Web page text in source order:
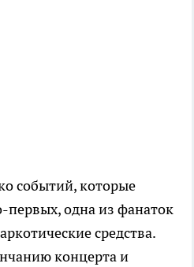
событий, которые
первых, одна из фанаток
средства.
концерта и